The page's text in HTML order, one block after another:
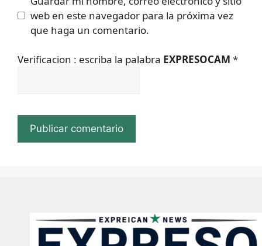
web en este navegador para la próxima vez
que haga un comentario.
Verificacion : escriba la palabra EXPRESOCAM *